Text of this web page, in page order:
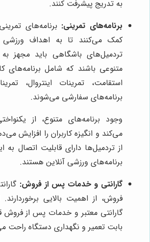
به تدریج پیشرفت کنند.
برنامه‌های تمرینی: برنامه‌های
کمک می‌کنند تا به اهداف
تردمیل‌های باشگاهی باید مجهز به
متنوعی باشند که شامل برنامه‌های
استقامت، تمرینات اینتروال،
برنامه‌های سفارشی می‌شوند.
وجود برنامه‌های متنوع، از
می‌کند و انگیزه کاربران را افزایش
از تردمیل‌ها دارای قابلیت اتصال به
برنامه‌های ورزشی آنلاین هستند.
گارانتی و خدمات پس از فروش:
فروش، از اهمیت بالایی
گارانتی معتبر و خدمات پس از فروش
بابت تعمیر و نگهداری دستگاه راحت